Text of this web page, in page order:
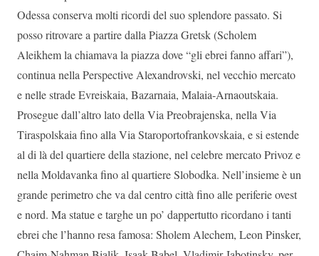
Odessa conserva molti ricordi del suo splendore passato. Si
posso ritrovare a partire dalla Piazza Gretsk (Scholem
Aleikhem la chiamava la piazza dove “gli ebrei fanno affari”),
continua nella Perspective Alexandrovski, nel vecchio mercato
e nelle strade Evreiskaia, Bazarnaia, Malaia-Arnaoutskaia.
Prosegue dall’altro lato della Via Preobrajenska, nella Via
Tiraspolskaia fino alla Via Staroportofrankovskaia, e si estende
al di là del quartiere della stazione, nel celebre mercato Privoz e
nella Moldavanka fino al quartiere Slobodka. Nell’insieme è un
grande perimetro che va dal centro città fino alle periferie ovest
e nord. Ma statue e targhe un po’ dappertutto ricordano i tanti
ebrei che l’hanno resa famosa: Sholem Alechem, Leon Pinsker,